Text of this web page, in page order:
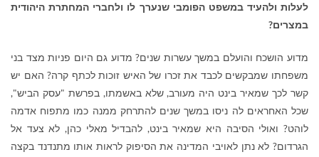
לעלות ולהעיד במשפט הפומבי שנערך לו ולחברי המחתרת היהודית
במצרים?
מדוע הושכח והועלם במשך עשרות שנים? מדוע גם היום פניות מצד בני
משפחתו שמבקשים לכבד את זכרו של האיש זוכות לכתף קרה? האם יש
קשר לכך שמאיר בינט היה מעורב, שלא באשמתו, בפרשת "עסק הביש",
שכל האחראים לה ניסו במשך שנים להתרחק ממנה כמו מתפוח אדמה
לוהט? ואולי הסיבה היא שמאיר בינט, להבדיל מאלי כהן, לא צעד אל
הגרדום? לא נתן לאויבי המדינה את הסיפוק לראות אותו מתנדנד בקצה